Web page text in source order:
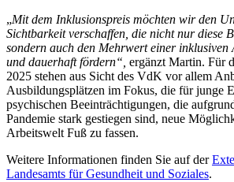
„Mit dem Inklusionspreis möchten wir den
Sichtbarkeit verschaffen, die nicht nur diese
sondern auch den Mehrwert einer inklusiven
und dauerhaft fördern“, ergänzt Martin. Für
2025 stehen aus Sicht des VdK vor allem
Ausbildungsplätzen im Fokus, die für junge
psychischen Beeinträchtigungen, die
Pandemie stark gestiegen sind, neue
Arbeitswelt Fuß zu fassen.
Weitere Informationen finden Sie auf der
Landesamts für Gesundheit und Soziales.